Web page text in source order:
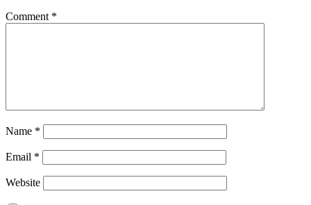
Comment *
Name *
Email *
Website